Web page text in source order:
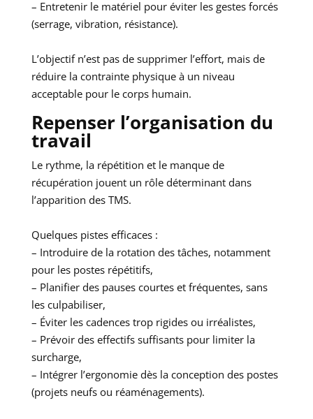
– Entretenir le matériel pour éviter les gestes forcés
(serrage, vibration, résistance).
L’objectif n’est pas de supprimer l’effort, mais de
réduire la contrainte physique à un niveau
acceptable pour le corps humain.
Repenser l’organisation du
travail
Le rythme, la répétition et le manque de
récupération jouent un rôle déterminant dans
l’apparition des TMS.
Quelques pistes efficaces :
– Introduire de la rotation des tâches, notamment
pour les postes répétitifs,
– Planifier des pauses courtes et fréquentes, sans
les culpabiliser,
– Éviter les cadences trop rigides ou irréalistes,
– Prévoir des effectifs suffisants pour limiter la
surcharge,
– Intégrer l’ergonomie dès la conception des postes
(projets neufs ou réaménagements).